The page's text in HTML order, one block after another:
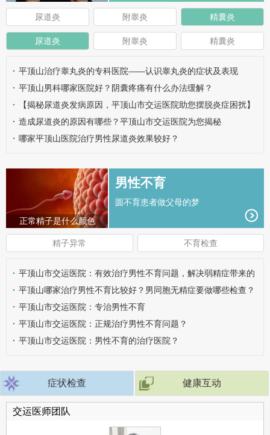
院好？
尿道炎 附睾炎 精囊炎
尿道炎 附睾炎 精囊炎
· 平顶山治疗睾丸炎的专科医院——认识睾丸炎的症状及表现
· 平顶山男科哪家医院好？阴囊疼痛有什么办法缓解？
·
【揭秘尿道炎发病原因，平顶山市交运医院助您摆脱炎症困扰】
· 造成尿道炎的原因有哪些？平顶山市交运医院为您揭秘
· 哪家平顶山医院治疗男性尿道炎效果较好？
正常精子是什么颜色
男性不育
圆不育患者做父母的梦
精子异常 不育检查
· 平顶山市交运医院：有效治疗男性不育问题，解决弱精症带来的
危害
· 平顶山哪家治疗男性不育比较好？男同胞无精症要做哪些检查？
· 平顶山市交运医院：专治男性不育
· 平顶山市交运医院：正规治疗男性不育问题？
· 平顶山市交运医院：男性不育的治疗医院？
症状检查 健康互动
交运医师团队